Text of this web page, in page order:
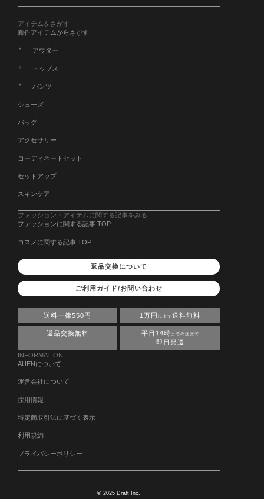
アイテムをさがす
新作アイテムからさがす
アウター
トップス
パンツ
シューズ
バッグ
アクセサリー
コーディネートセット
セットアップ
スキンケア
ファッション・アイテムに関する記事をみる
ファッションに関する記事 TOP
コスメに関する記事 TOP
返品交換について
ご利用ガイド/お問い合わせ
送料一律550円 1万円 以上で送料無料
返品交換無料 平日14時 までの注文で
即日発送
INFORMATION
AUENについて
運営会社について
採用情報
特定商取引法に基づく表示
利用規約
プライバシーポリシー
© 2025 Draft Inc.